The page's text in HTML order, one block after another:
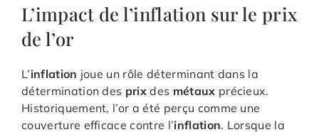
L’impact de l’inflation sur le prix
de l’or
L’inflation joue un rôle déterminant dans la
détermination des prix des métaux précieux.
Historiquement, l’or a été perçu comme une
couverture efficace contre l’inflation. Lorsque la